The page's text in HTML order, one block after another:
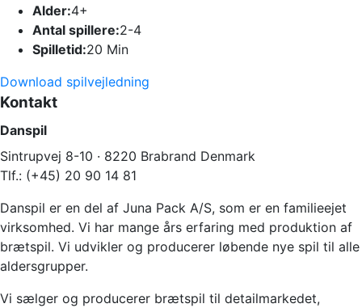
Alder:4+
Antal spillere:2-4
Spilletid:20 Min
Download spilvejledning
Kontakt
Danspil
Sintrupvej 8-10 · 8220 Brabrand Denmark
Tlf.: (+45) 20 90 14 81
Danspil er en del af Juna Pack A/S, som er en familieejet
virksomhed. Vi har mange års erfaring med produktion af
brætspil. Vi udvikler og producerer løbende nye spil til alle
aldersgrupper.
Vi sælger og producerer brætspil til detailmarkedet,